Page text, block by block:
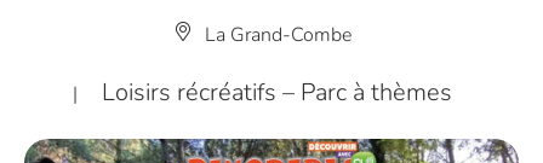
La Grand-Combe
| Loisirs récréatifs – Parc à thèmes